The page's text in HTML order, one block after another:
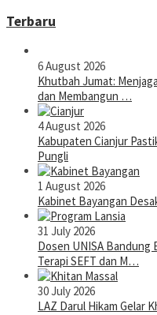
Terbaru
6 August 2026
Khutbah Jumat:
dan Membangun …
4 August 2026
Kabupaten Cianjur
Pungli
1 August 2026
Kabinet Bayangan
31 July 2026
Dosen UNISA Bandung
Terapi SEFT dan M…
30 July 2026
LAZ Darul Hikam Gelar